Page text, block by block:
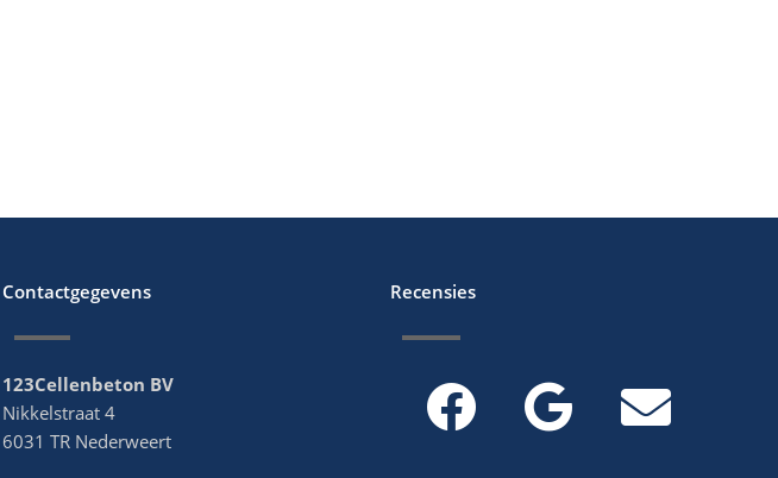
Contactgegevens
123Cellenbeton BV
Nikkelstraat 4
6031 TR Nederweert
Recensies